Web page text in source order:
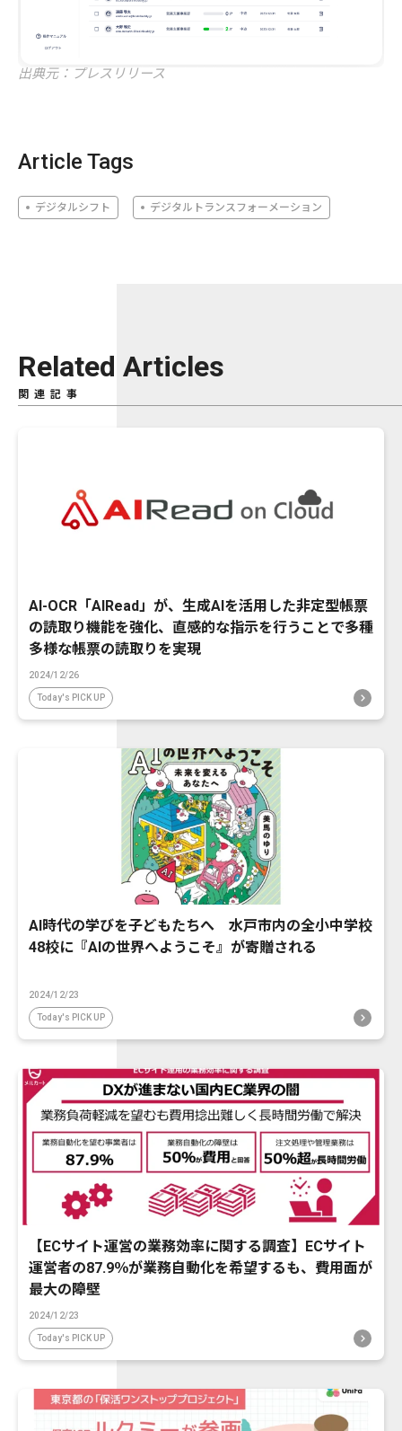
出典元：プレスリリース
Article Tags
デジタルシフト デジタルトランスフォーメーション
Related Articles
関連記事
AI-OCR「AIRead」が、生成AIを活用した非定型帳票
の読取り機能を強化、直感的な指示を行うことで多種
多様な帳票の読取りを実現
2024/12/26
Today's PICK UP
AI時代の学びを子どもたちへ 水戸市内の全小中学校
48校に『AIの世界へようこそ』が寄贈される
2024/12/23
Today's PICK UP
【ECサイト運営の業務効率に関する調査】ECサイト
運営者の87.9％が業務自動化を希望するも、費用面が
最大の障壁
2024/12/23
Today's PICK UP